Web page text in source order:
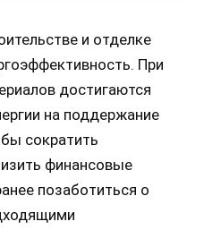
и отделке
При
достигаются
на поддержание
сократить
финансовые
позаботиться о